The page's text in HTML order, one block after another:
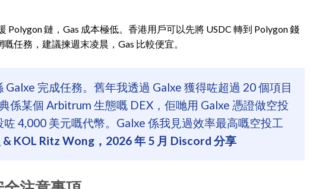
Polygon 鏈，Gas 成本極低。香港用戶可以先將 USDC 轉到 Polygon 錢
任務，建議揀週末凌晨，Gas 比較便宜。
完成任務。舊年我透過 Galxe 獲得咗超過 20 個項目
係某個 Arbitrum 生態嘅 DEX，佢哋用 Galxe 憑證做空投
4,000 美元嘅代幣。Galxe 係我見過效率最高嘅空投工
& KOL Ritz Wong，2026 年 5 月 Discord 分享